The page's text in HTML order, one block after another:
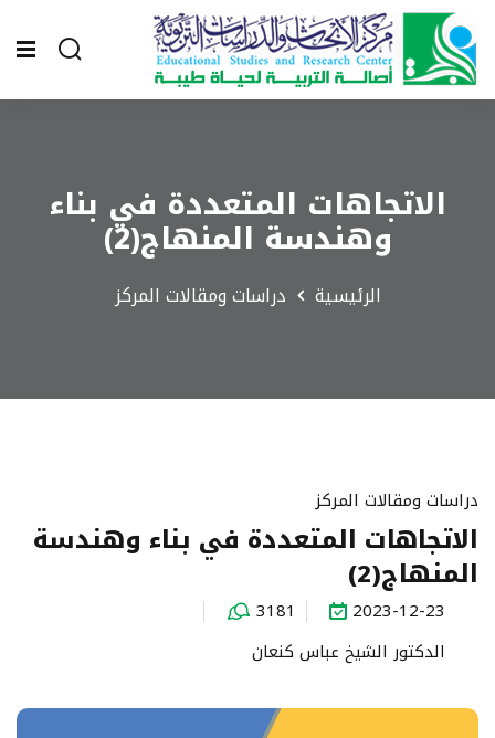
الاتجاهات المتعددة في بناء
وهندسة المنهاج(2)
الرئيسية دراسات ومقالات المركز
دراسات ومقالات المركز
الاتجاهات المتعددة في بناء وهندسة
المنهاج(2)
2023-12-23
3181
الدكتور الشيخ عباس كنعان